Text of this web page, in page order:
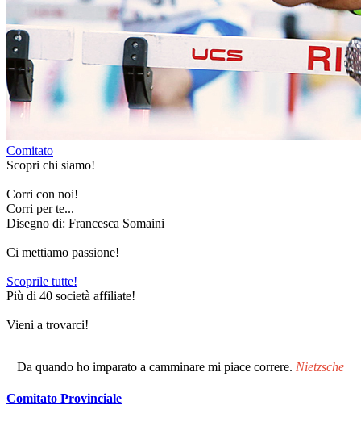
Comitato
Scopri chi siamo!
Corri con noi!
Corri per te...
Disegno di: Francesca Somaini
Ci mettiamo passione!
Scoprile tutte!
Più di 40 società affiliate!
Vieni a trovarci!
Da quando ho imparato a camminare mi piace correre. Nietzsche
Comitato Provinciale